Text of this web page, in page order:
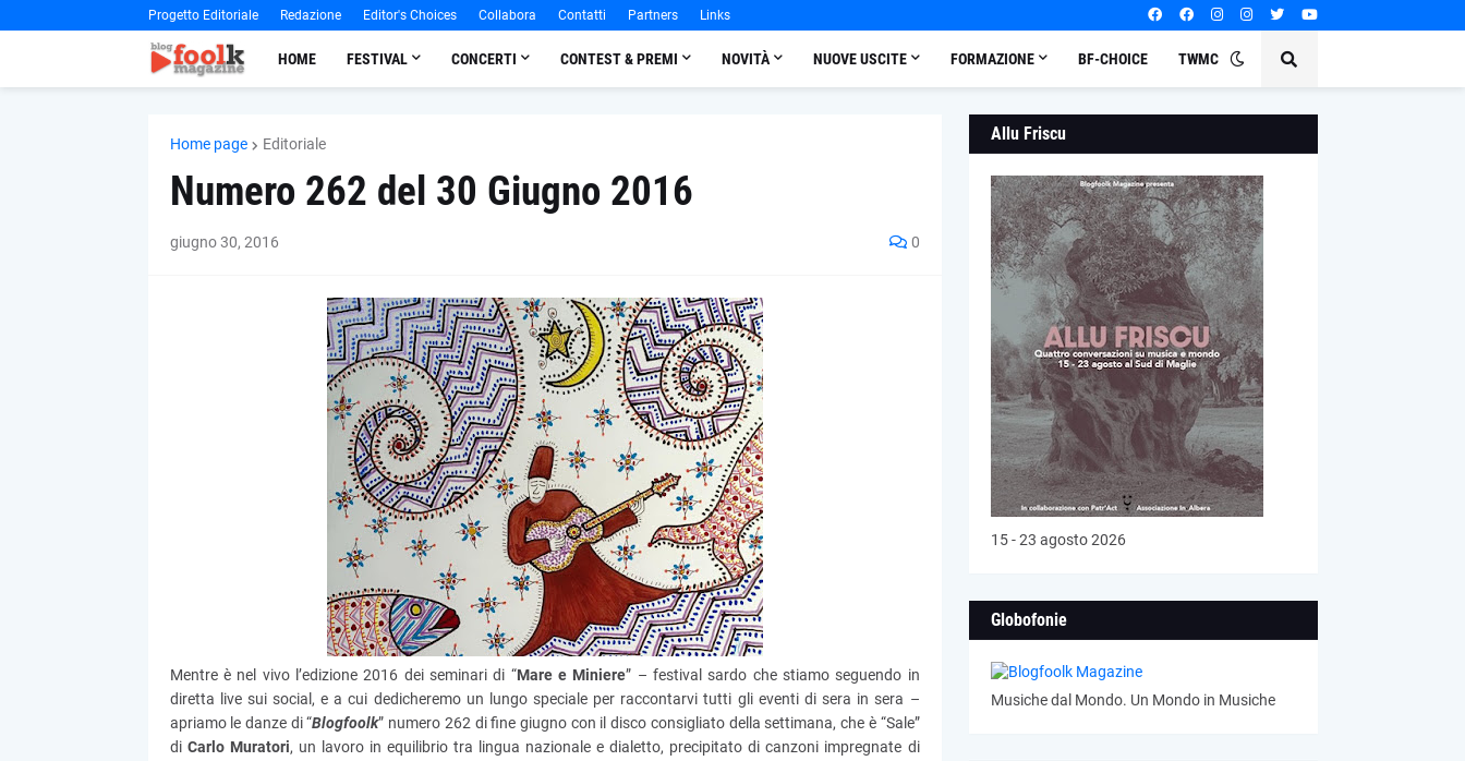
Progetto Editoriale Redazione Editor's Choices Collabora Contatti Partners Links
HOME FESTIVAL CONCERTI CONTEST & PREMI NOVITÀ NUOVE USCITE FORMAZIONE BF-CHOICE TWMC
Home page Editoriale
Numero 262 del 30 Giugno 2016
giugno 30, 2016 0
Mentre è nel vivo l’edizione 2016 dei seminari di “Mare e Miniere” – festival sardo che stiamo seguendo in
diretta live sui social, e a cui dedicheremo un lungo speciale per raccontarvi tutti gli eventi di sera in sera –
apriamo le danze di “Blogfoolk” numero 262 di fine giugno con il disco consigliato della settimana, che è “Sale”
di Carlo Muratori, un lavoro in equilibrio tra lingua nazionale e dialetto, precipitato di canzoni impregnate di
Allu Friscu
15 - 23 agosto 2026
Globofonie
Musiche dal Mondo. Un Mondo in Musiche